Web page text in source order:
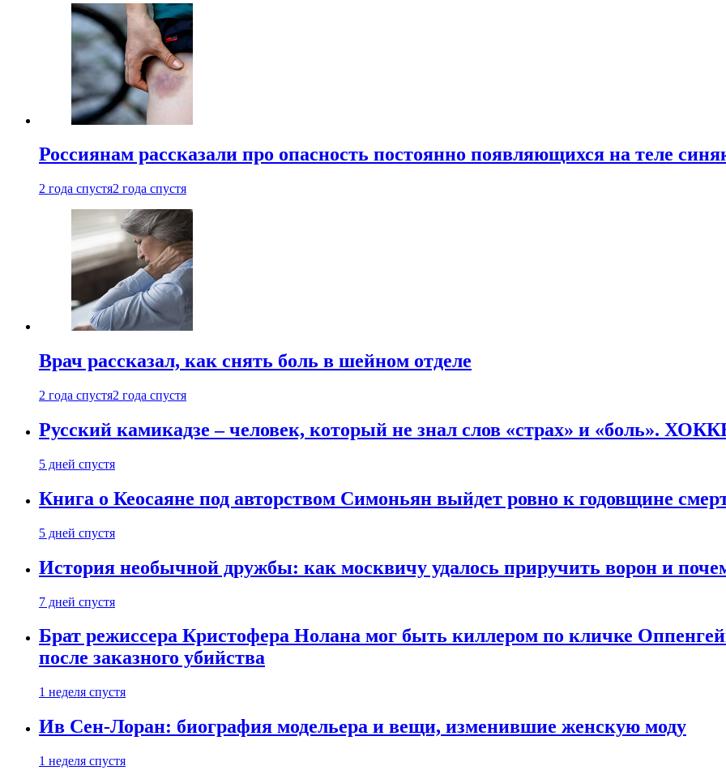
Россиянам рассказали про опасность постоянно появляющихся на теле
2 года спустя2 года спустя
Врач рассказал, как снять боль в шейном отделе
2 года спустя2 года спустя
Русский камикадзе – человек, который не знал слов «страх» и «боль».
5 дней спустя
Книга о Кеосаяне под авторством Симоньян выйдет ровно к годовщине
5 дней спустя
История необычной дружбы: как москвичу удалось приручить ворон и
7 дней спустя
Брат режиссера Кристофера Нолана мог быть киллером по кличке
после заказного убийства
1 неделя спустя
Ив Сен-Лоран: биография модельера и вещи, изменившие женскую моду
1 неделя спустя